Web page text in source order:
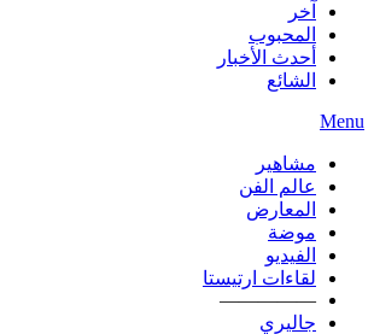
آخر
المحبوب
أحدث الأخبار
الشائع
Menu
مشاهير
عالم الفن
المعارض
موضة
الفيديو
لقاءات ارتيستا
—————
جاليري